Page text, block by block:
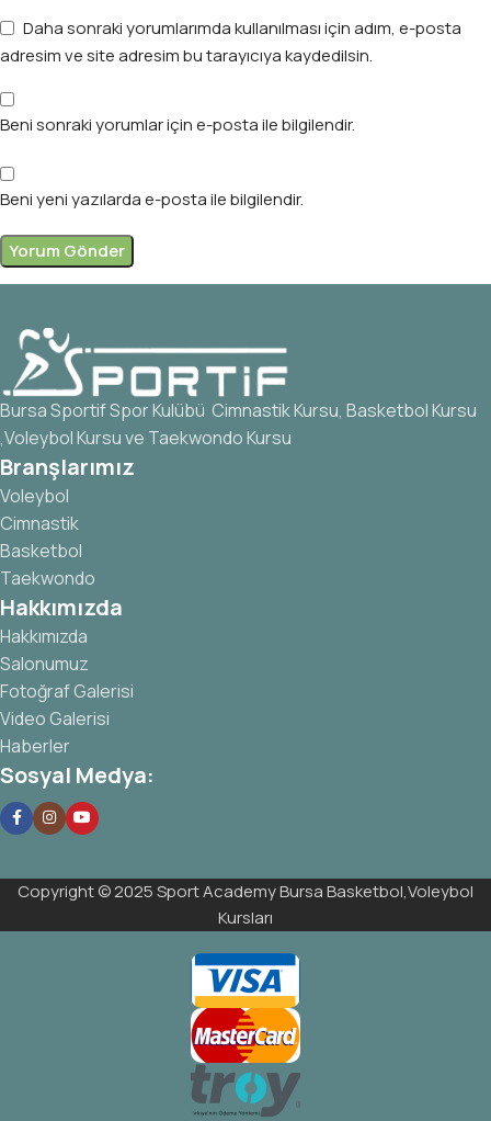
Daha sonraki yorumlarımda kullanılması için adım, e-posta
adresim ve site adresim bu tarayıcıya kaydedilsin.
Beni sonraki yorumlar için e-posta ile bilgilendir.
Beni yeni yazılarda e-posta ile bilgilendir.
Bursa Sportif Spor Kulübü Cimnastik Kursu, Basketbol Kursu
,Voleybol Kursu ve Taekwondo Kursu
Branşlarımız
Voleybol
Cimnastik
Basketbol
Taekwondo
Hakkımızda
Hakkımızda
Salonumuz
Fotoğraf Galerisi
Video Galerisi
Haberler
Sosyal Medya:
Copyright © 2025 Sport Academy Bursa Basketbol,Voleybol
Kursları